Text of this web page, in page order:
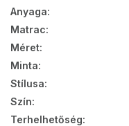
Anyaga:
Matrac:
Méret:
Minta:
Stílusa:
Szín:
Terhelhetőség: